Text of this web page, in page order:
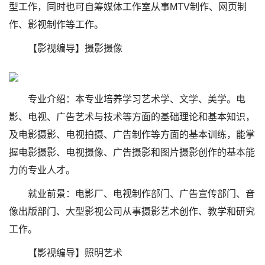
型工作，同时也可自筹媒体工作室从事MTV制作、网页制
作、影视制作等工作。
【影视编导】摄影摄像
专业介绍：本专业培养学习艺术学、文学、美学。电
影、电视、广告艺术与技术等方面的基础理论和基本知识，
及电影摄影、电视拍摄、广告制作等方面的基本训练，能掌
握电影摄影、电视摄像、广告摄影和图片摄影创作的基本能
力的专业人才。
就业前景：电影厂、电视制作部门、广告宣传部门、音
像出版部门、大型影视公司从事摄影艺术创作、教学和研究
工作。
【影视编导】照明艺术